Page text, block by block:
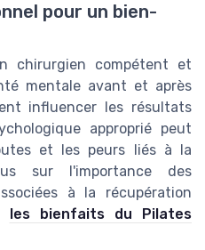
pour un bien-
chirurgien compétent et
mentale avant et après
influencer les résultats
approprié peut
et les peurs liés à la
sur l'importance des
à la récupération
les bienfaits du Pilates